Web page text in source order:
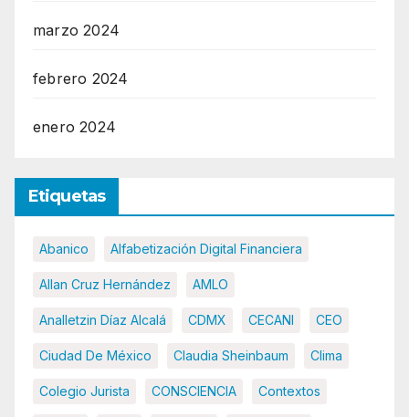
marzo 2024
febrero 2024
enero 2024
Etiquetas
Abanico Alfabetización Digital Financiera
Allan Cruz Hernández AMLO
Analletzin Díaz Alcalá CDMX CECANI CEO
Ciudad De México Claudia Sheinbaum Clima
Colegio Jurista CONSCIENCIA Contextos